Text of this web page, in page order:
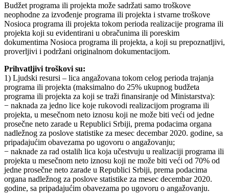
Budžet programa ili projekta može sadržati samo troškove
neophodne za izvođenje programa ili projekta i stvarne troškove
Nosioca programa ili projekta tokom perioda realizacije programa ili
projekta koji su evidentirani u obračunima ili poreskim
dokumentima Nosioca programa ili projekta, a koji su prepoznatljivi,
proverljivi i podržani originalnom dokumentacijom.
Prihvatljivi troškovi su:
1) Ljudski resursi – lica angažovana tokom celog perioda trajanja
programa ili projekta (maksimalno do 25% ukupnog budžeta
programa ili projekta za koji se traži finansiranje od Ministarstva):
− naknada za jedno lice koje rukovodi realizacijom programa ili
projekta, u mesečnom neto iznosu koji ne može biti veći od jedne
prosečne neto zarade u Republici Srbiji, prema podacima organa
nadležnog za poslove statistike za mesec decembar 2020. godine, sa
pripadajućim obavezama po ugovoru o angažovanju;
− naknade za rad ostalih lica koja učestvuju u realizaciji programa ili
projekta u mesečnom neto iznosu koji ne može biti veći od 70% od
jedne prosečne neto zarade u Republici Srbiji, prema podacima
organa nadležnog za poslove statistike za mesec decembar 2020.
godine, sa pripadajućim obavezama po ugovoru o angažovanju.